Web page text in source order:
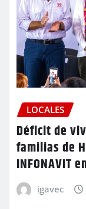
LOCALES
Déficit de
familias de
INFONAVIT
igavec